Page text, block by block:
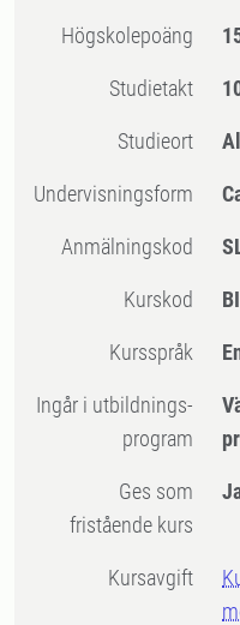
högskolepoäng
Studietakt
Studieort
Undervisningsform
Anmälningskod
Kurskod
Kursspråk
Ingår i utbildnings-
program
Ges som
fristående kurs
Kursavgift